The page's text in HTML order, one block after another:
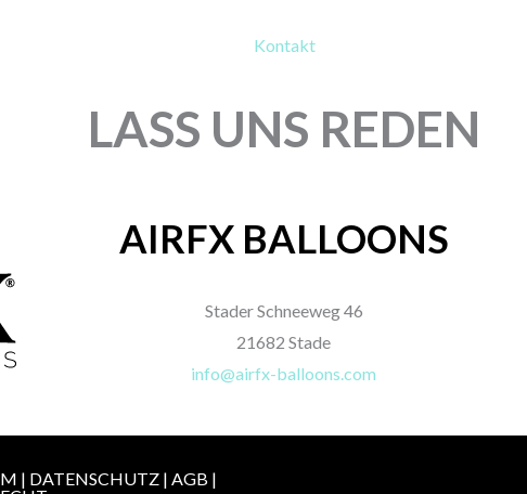
Kontakt
LASS UNS REDEN
AIRFX BALLOONS
Stader Schneeweg 46
21682 Stade
info@airfx-balloons.com
| DATENSCHUTZ | AGB |